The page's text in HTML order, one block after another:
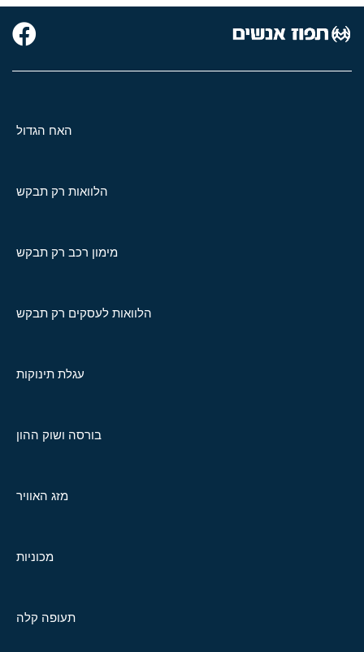
האח הגדול
הלוואות רק תבקש
מימון רכב רק תבקש
הלוואות לעסקים רק תבקש
עגלת תינוקות
בורסה ושוק ההון
מזג האוויר
מכוניות
תעופה קלה